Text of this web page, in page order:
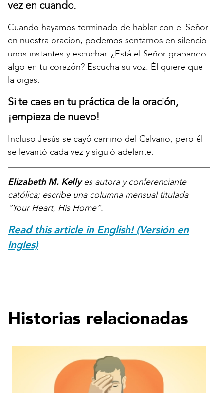
vez en cuando.
Cuando hayamos terminado de hablar con el Señor
en nuestra oración, podemos sentarnos en silencio
unos instantes y escuchar. ¿Está el Señor grabando
algo en tu corazón? Escucha su voz. Él quiere que
la oigas.
Si te caes en tu práctica de la oración,
¡empieza de nuevo!
Incluso Jesús se cayó camino del Calvario, pero él
se levantó cada vez y siguió adelante.
Elizabeth M. Kellyes autora y conferenciante
católica; escribe una columna mensual titulada
“Your Heart, His Home”.
Read this article in English! (Versión en
ingles)
Historias relacionadas